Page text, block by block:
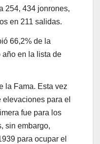
254, 434 jonrones,
en 211 salidas.
66,2% de la
año en la lista de
la Fama. Esta vez
para el
fue para los
sin embargo,
para ocupar el